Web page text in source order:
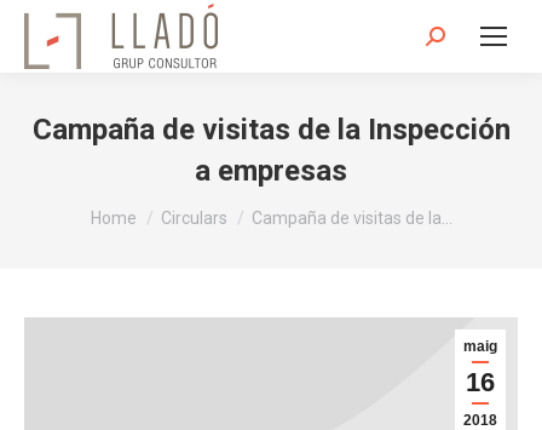
Search:
Campaña de visitas de la Inspección
a empresas
You are here:
Home Circulars Campaña de visitas de la…
maig
16
2018